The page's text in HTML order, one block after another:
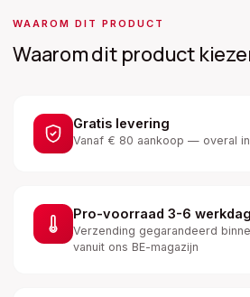
WAAROM DIT PRODUCT
Waarom dit product
Gratis levering
Vanaf € 80 aankoop — overal
Pro-voorraad 3-6
Verzending gegarandeerd
vanuit ons BE-magazijn